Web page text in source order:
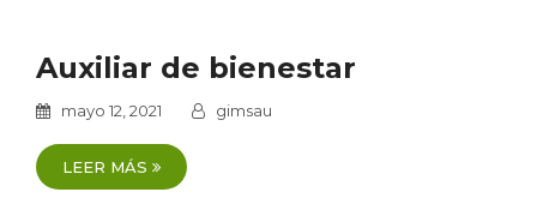
Auxiliar de bienestar
mayo 12, 2021 gimsau
LEER MÁS